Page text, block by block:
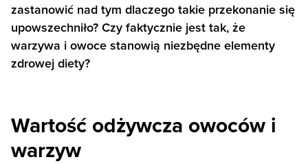
zastanowić nad tym dlaczego takie przekonanie się
upowszechniło? Czy faktycznie jest tak, że
warzywa i owoce stanowią niezbędne elementy
zdrowej diety?
Wartość odżywcza owoców i
warzyw